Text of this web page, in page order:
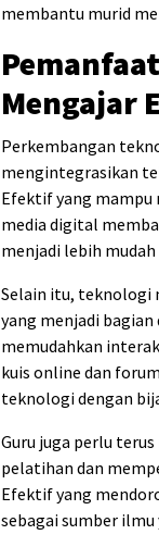
membantu murid
Mengajar
Perkembangan
mengintegrasikan
Efektif yang mampu
media digital
menjadi lebih
Selain itu, teknologi
yang menjadi
memudahkan
kuis online dan
teknologi dengan
Guru juga perlu
pelatihan dan
Efektif yang
sebagai sumber